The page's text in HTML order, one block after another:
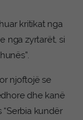
kritikat nga
nga zyrtarët, si
njoftojë se
dhe kanë
kundër